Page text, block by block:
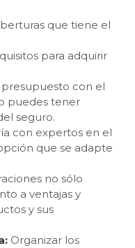
que tiene el
para adquirir
con el
puedes tener
seguro.
con expertos en el
que se adapte
no sólo
a ventajas y
y sus
Organizar los